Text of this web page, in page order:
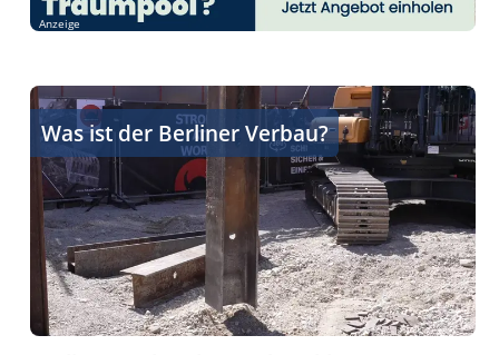
Anzeige
Berliner Verbau kompakt erklärt
Was ist der Berliner Verbau?